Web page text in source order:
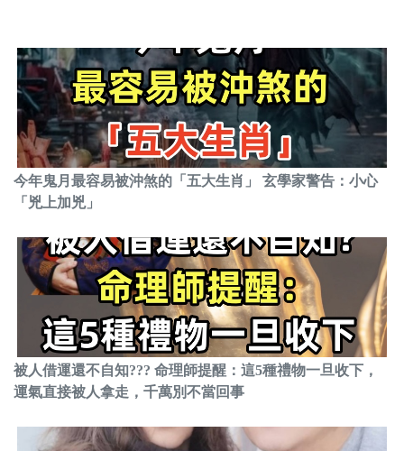
今年鬼月最容易被沖煞的「五大生肖」 玄學家警告：小心
「兇上加兇」
被人借運還不自知??? 命理師提醒：這5種禮物一旦收下，
運氣直接被人拿走，千萬別不當回事